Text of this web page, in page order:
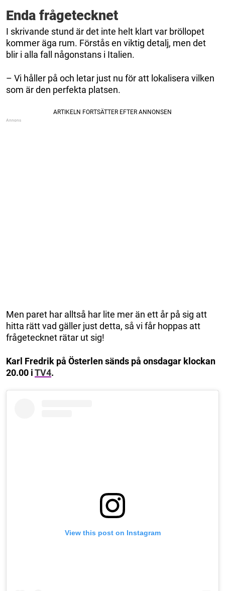
Enda frågetecknet
I skrivande stund är det inte helt klart var bröllopet
kommer äga rum. Förstås en viktig detalj, men det
blir i alla fall någonstans i Italien.
– Vi håller på och letar just nu för att lokalisera vilken
som är den perfekta platsen.
Men paret har alltså har lite mer än ett år på sig att
hitta rätt vad gäller just detta, så vi får hoppas att
frågetecknet rätar ut sig!
Karl Fredrik på Österlen sänds på onsdagar klockan
20.00 iTV4.
View this post on Instagram